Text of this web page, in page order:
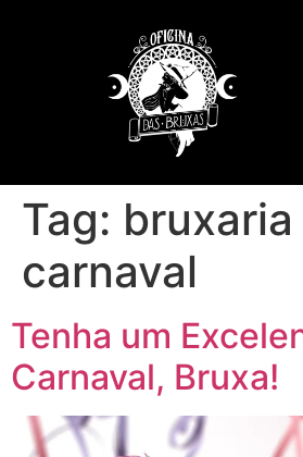
Tag:
carnaval
Tenha um
Carnaval, Bruxa!